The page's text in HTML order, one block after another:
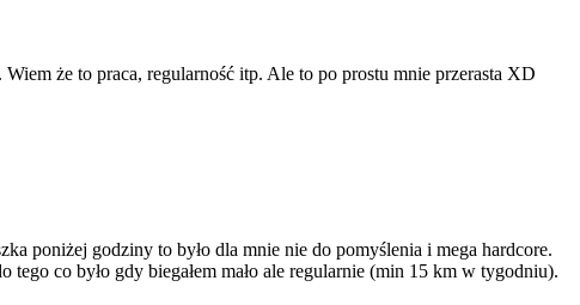
że to praca, regularność itp. Ale to po prostu mnie przerasta XD
poniżej godziny to było dla mnie nie do pomyślenia i mega hardcore.
co było gdy biegałem mało ale regularnie (min 15 km w tygodniu).